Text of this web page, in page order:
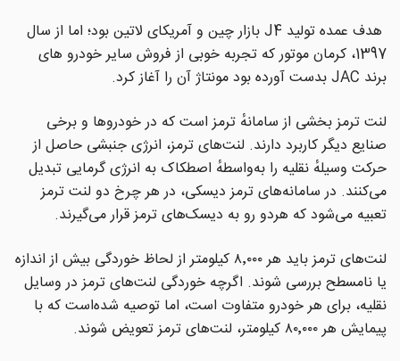
هدف عمده تولید J4 بازار چین و آمریکای لاتین بود؛ اما از سال
1397، کرمان موتور که تجربه خوبی از فروش سایر خودرو های
برند JAC بدست آورده بود مونتاژ آن را آغاز کرد.
لنت ترمز بخشی از سامانهٔ ترمز است که در خودروها و برخی
صنایع دیگر کاربرد دارند. لنت‌های ترمز، انرژی جنبشی حاصل از
حرکت وسیلهٔ نقلیه را به‌واسطهٔ اصطکاک به انرژی گرمایی تبدیل
می‌کنند. در سامانه‌های ترمز دیسکی، در هر چرخ دو لنت ترمز
تعبیه می‌شود که هردو رو به دیسک‌های ترمز قرار می‌گیرند.
لنت‌های ترمز باید هر ۸٬۰۰۰ کیلومتر از لحاظ خوردگی بیش از اندازه
یا نامسطح بررسی شوند. اگرچه خوردگی لنت‌های ترمز در وسایل
نقلیه، برای هر خودرو متفاوت است، اما توصیه شده‌است که با
پیمایش هر ۸۰٬۰۰۰ کیلومتر، لنت‌های ترمز تعویض شوند.